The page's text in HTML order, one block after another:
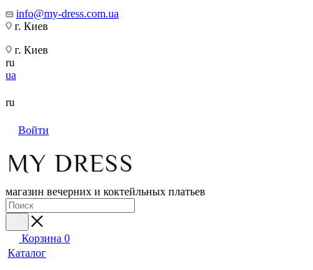
info@my-dress.com.ua
г. Киев
г. Киев
ru
ua
ru
Войти
магазин вечерних и коктейльных платьев
Корзина 0
Каталог